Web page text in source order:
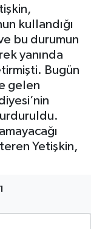
kullandığı
bu durumun
yanında
Bugün
gelen
Yetişkin,